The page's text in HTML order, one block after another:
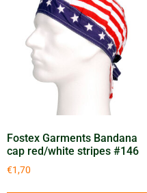
Fostex Garments Bandana
cap red/white stripes #146
€1,70